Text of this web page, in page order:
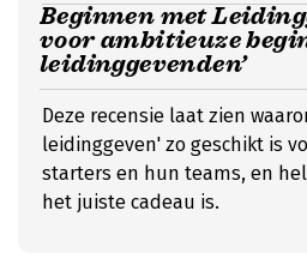
Beginnen met
voor ambitieuze
leidinggevenden’
Deze recensie laat zien
leidinggeven' zo geschikt is
starters en hun teams, en
het juiste cadeau is.